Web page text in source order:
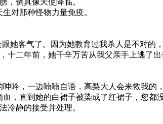
倒真像天使降临。
对那种怪物力量免疫。
客气了。因为她教育过我杀人是不对的
二年前，她千辛万苦从我父亲手上逃了
，一边喃喃自语，高梨大人会来救我的
直到她的白裙子被染成了红裙子，您都
静的接受并处理。